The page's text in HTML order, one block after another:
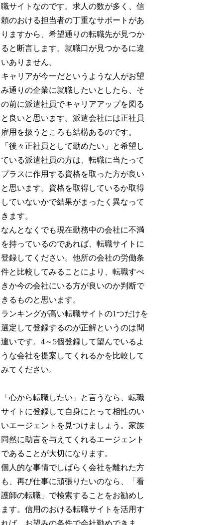
職サイトなのです。求人の数が多く、信
頼のおける担当者の丁重なサポートがあ
りますから、希望通りの転職先が見つか
ると断言します。就職口が見つかるに違
いありません。
キャリアが今一だというような人がお望
み通りの企業に就職したいとしたら、そ
の前に派遣社員でキャリアアップを図る
と良いと思います。派遣会社には正社員
雇用を扱うところも結構あるのです。
「後々正社員として勤めたい」と希望し
ている派遣社員の方は、転職に当たって
プラスに作用する資格を取った方が良い
と思います。資格を取得しているか取得
していないかで結果がまったく異なって
きます。
なんとなくでも現在勤務中の会社に不満
を持っているのであれば、転職サイトに
登録してください。他所の会社の労働条
件と比較してみることにより、転職すべ
きか今の会社にいる方が良いのか判断で
きるものと思います。
ランキングが高い転職サイトの1つだけを
選定して登録するのが正解というのは間
違いです。4～5個登録して望んでいるよ
うな会社を提案してくれるかを比較して
みてください。
「心から転職したい」と言うなら、転職
サイトに登録して自身にとって相性のい
いエージェントを見つけましょう。家族
同然に助言を与えてくれるエージェント
であることが大切になります。
個人的な事情でしばらく会社を離れた方
も、再び仕事に頑張りたいのなら、「看
護師の転職」で検索することをお勧めし
ます。信用のおける転職サイトを活用す